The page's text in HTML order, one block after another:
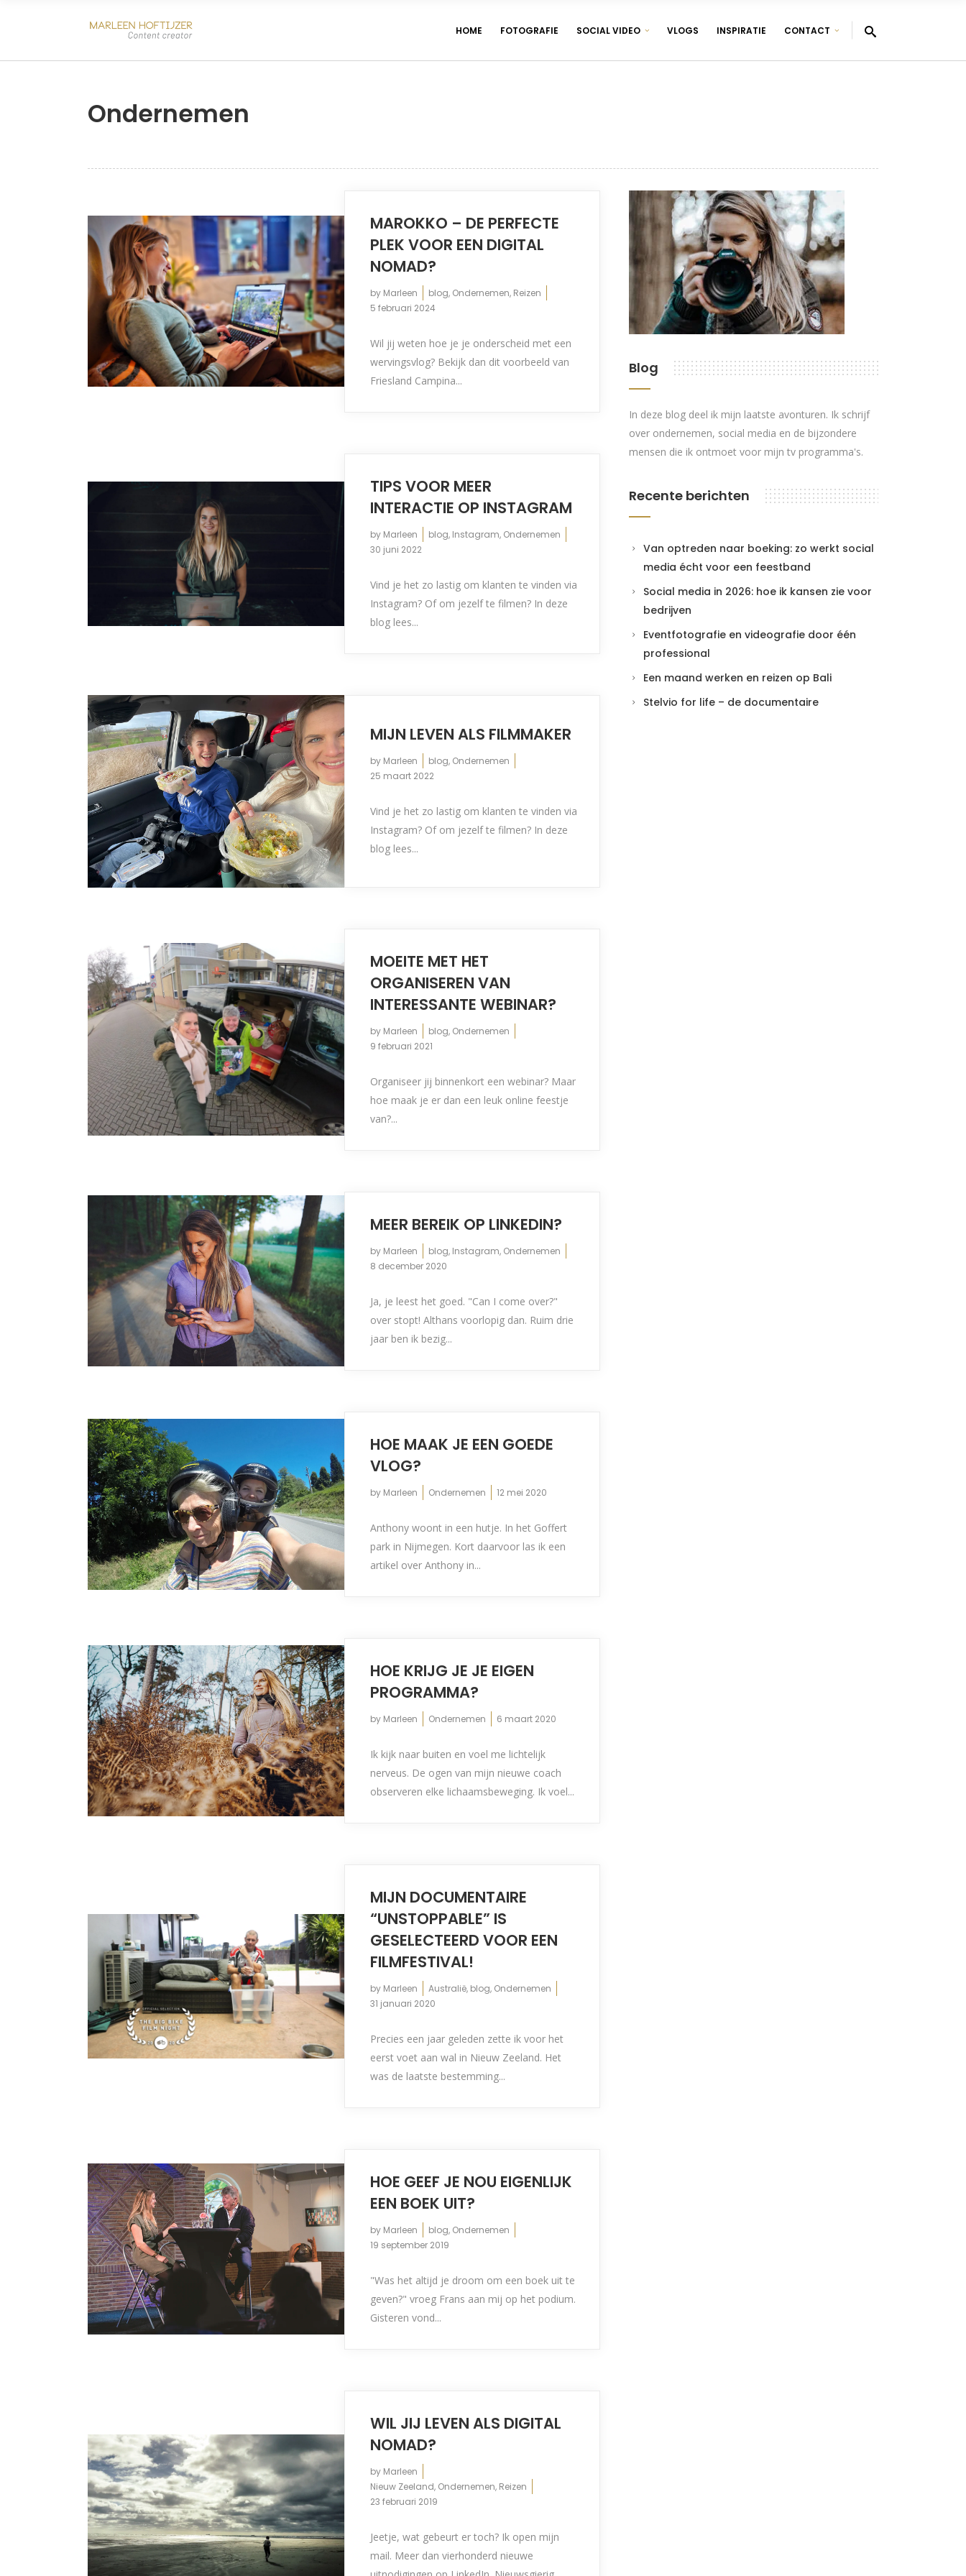
HOME FOTOGRAFIE SOCIAL VIDEO VLOGS INSPIRATIE CONTACT
Ondernemen
MAROKKO – DE PERFECTE
PLEK VOOR EEN DIGITAL
NOMAD?
by Marleen blog, Ondernemen, Reizen
5 februari 2024
Wil jij weten hoe je je onderscheid met een
wervingsvlog? Bekijk dan dit voorbeeld van
Friesland Campina...
TIPS VOOR MEER
INTERACTIE OP INSTAGRAM
by Marleen blog, Instagram, Ondernemen
30 juni 2022
Vind je het zo lastig om klanten te vinden via
Instagram? Of om jezelf te filmen? In deze
blog lees...
MIJN LEVEN ALS FILMMAKER
by Marleen blog, Ondernemen
25 maart 2022
Vind je het zo lastig om klanten te vinden via
Instagram? Of om jezelf te filmen? In deze
blog lees...
MOEITE MET HET
ORGANISEREN VAN
INTERESSANTE WEBINAR?
by Marleen blog, Ondernemen
9 februari 2021
Organiseer jij binnenkort een webinar? Maar
hoe maak je er dan een leuk online feestje
van?...
MEER BEREIK OP LINKEDIN?
by Marleen blog, Instagram, Ondernemen
8 december 2020
Ja, je leest het goed. "Can I come over?"
over stopt! Althans voorlopig dan. Ruim drie
jaar ben ik bezig...
HOE MAAK JE EEN GOEDE
VLOG?
by Marleen Ondernemen 12 mei 2020
Anthony woont in een hutje. In het Goffert
park in Nijmegen. Kort daarvoor las ik een
artikel over Anthony in...
HOE KRIJG JE JE EIGEN
PROGRAMMA?
by Marleen Ondernemen 6 maart 2020
Ik kijk naar buiten en voel me lichtelijk
nerveus. De ogen van mijn nieuwe coach
observeren elke lichaamsbeweging. Ik voel...
MIJN DOCUMENTAIRE
“UNSTOPPABLE” IS
GESELECTEERD VOOR EEN
FILMFESTIVAL!
by Marleen Australië, blog, Ondernemen
31 januari 2020
Precies een jaar geleden zette ik voor het
eerst voet aan wal in Nieuw Zeeland. Het
was de laatste bestemming...
HOE GEEF JE NOU EIGENLIJK
EEN BOEK UIT?
by Marleen blog, Ondernemen
19 september 2019
"Was het altijd je droom om een boek uit te
geven?" vroeg Frans aan mij op het podium.
Gisteren vond...
WIL JIJ LEVEN ALS DIGITAL
NOMAD?
by Marleen
Nieuw Zeeland, Ondernemen, Reizen
23 februari 2019
Jeetje, wat gebeurt er toch? Ik open mijn
mail. Meer dan vierhonderd nieuwe
Blog
In deze blog deel ik mijn laatste avonturen. Ik schrijf
over ondernemen, social media en de bijzondere
mensen die ik ontmoet voor mijn tv programma's.
Recente berichten
Van optreden naar boeking: zo werkt social
media écht voor een feestband
Social media in 2026: hoe ik kansen zie voor
bedrijven
Eventfotografie en videografie door één
professional
Een maand werken en reizen op Bali
Stelvio for life – de documentaire